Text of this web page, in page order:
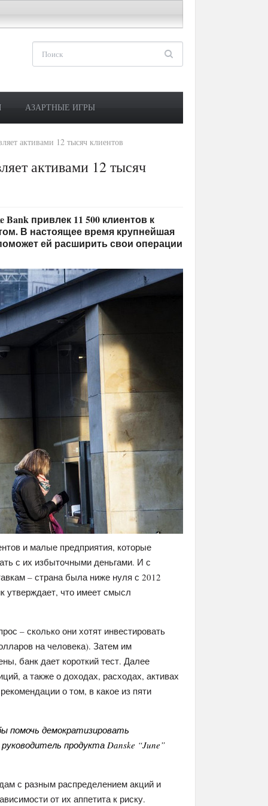
АЗАРТНЫЕ ИГРЫ
активами 12 тысяч клиентов
активами 12 тысяч
Bank привлек 11 500 клиентов к
В настоящее время крупнейшая
ей расширить свои операции
и малые предприятия, которые
с их избыточными деньгами. И с
– страна была ниже нуля с 2012
утверждает, что имеет смысл
– сколько они хотят инвестировать
на человека). Затем им
банк дает короткий тест. Далее
а также о доходах, расходах, активах
о том, в какое из пяти
помочь демократизировать
продукта Danske “June”
с разным распределением акций и
от их аппетита к риску.